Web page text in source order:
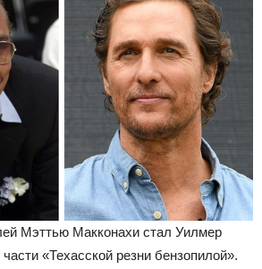
Мэттью Макконахи стал Уилмер
«Техасской резни бензопилой».